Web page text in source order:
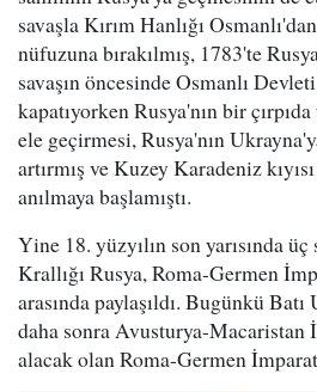
savaşla Kırım Hanlığı
nüfuzuna bırakılmış, 1783'te
savaşın öncesinde Osmanlı
kapatıyorken Rusya'nın bir
ele geçirmesi, Rusya'nın
artırmış ve Kuzey Karadeniz
anılmaya başlamıştı.
Yine 18. yüzyılın son yarısında
Krallığı Rusya, Roma-Germen
arasında paylaşıldı. Bugünkü
daha sonra Avusturya-
alacak olan Roma-Germen